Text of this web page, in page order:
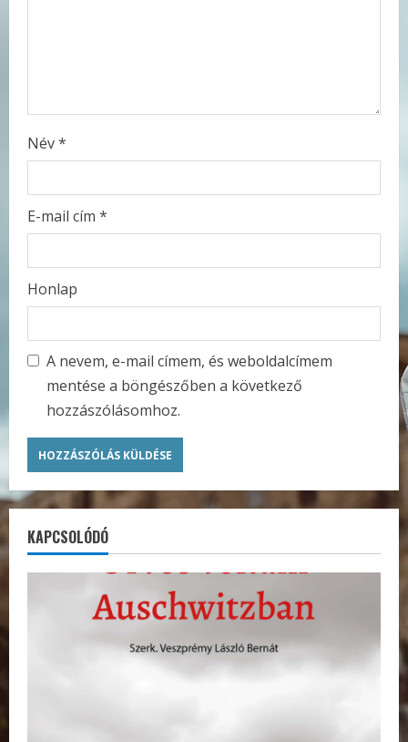
g
Név*
E-mail cím *
Honlap
A nevem, e-mail címem, és weboldalcímem
mentése a böngészőben a következő
hozzászólásomhoz.
KAPCSOLÓDÓ